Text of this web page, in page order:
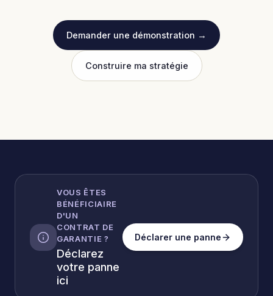
Demander une démonstration →
Construire ma stratégie
VOUS ÊTES
BÉNÉFICIAIRE
D'UN
CONTRAT DE
GARANTIE ?
Déclarez
votre panne
ici
Déclarer une panne